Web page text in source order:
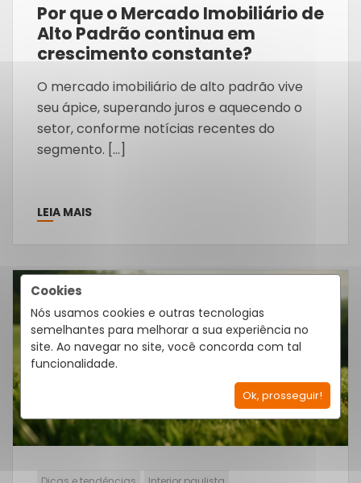
Cookies
Nós usamos cookies e outras tecnologias
semelhantes para melhorar a sua experiência no
site. Ao navegar no site, você concorda com tal
funcionalidade.
Ok, prosseguir!
Por que o Mercado Imobiliário de
Alto Padrão continua em
crescimento constante?
O mercado imobiliário de alto padrão vive
seu ápice, superando juros e aquecendo o
setor, conforme notícias recentes do
segmento. […]
LEIA MAIS
27
Mar